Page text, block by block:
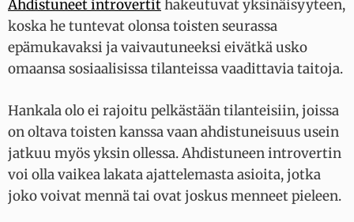
Ahdistuneet introvertithakeutuvat yksinäisyyteen,
koska he tuntevat olonsa toisten seurassa
epämukavaksi ja vaivautuneeksi eivätkä usko
omaansa sosiaalisissa tilanteissa vaadittavia taitoja.
Hankala olo ei rajoitu pelkästään tilanteisiin, joissa
on oltava toisten kanssa vaan ahdistuneisuus usein
jatkuu myös yksin ollessa. Ahdistuneen introvertin
voi olla vaikea lakata ajattelemasta asioita, jotka
joko voivat mennä tai ovat joskus menneet pieleen.